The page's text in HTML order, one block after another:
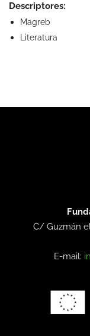
Descriptores:
Magreb
Literatura
C/ Guzmán
E-mail: